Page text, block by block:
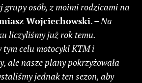
grupy osób, z moimi rodzicami na
Wojciechowski. –Na
liczyliśmy już rok temu.
celu motocykl KTM i
ale nasze plany pokrzyżowała
jednak ten sezon, aby